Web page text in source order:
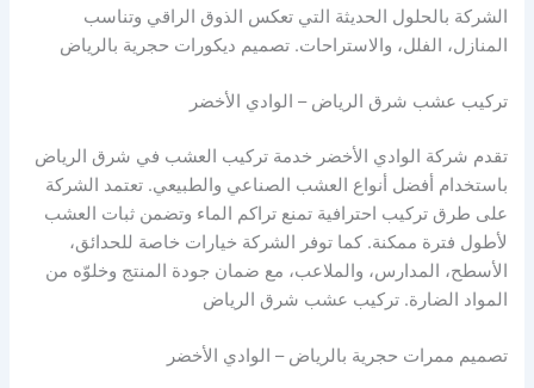
الشركة بالحلول الحديثة التي تعكس الذوق الراقي وتناسب
المنازل، الفلل، والاستراحات. تصميم ديكورات حجرية بالرياض
تركيب عشب شرق الرياض – الوادي الأخضر
تقدم شركة الوادي الأخضر خدمة تركيب العشب في شرق الرياض
باستخدام أفضل أنواع العشب الصناعي والطبيعي. تعتمد الشركة
على طرق تركيب احترافية تمنع تراكم الماء وتضمن ثبات العشب
لأطول فترة ممكنة. كما توفر الشركة خيارات خاصة للحدائق،
الأسطح، المدارس، والملاعب، مع ضمان جودة المنتج وخلوّه من
المواد الضارة. تركيب عشب شرق الرياض
تصميم ممرات حجرية بالرياض – الوادي الأخضر